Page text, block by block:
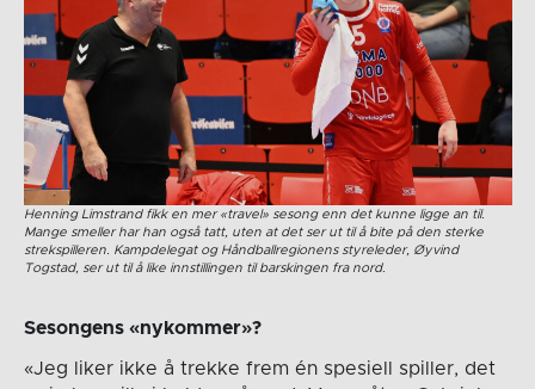
Henning Limstrand fikk en mer «travel» sesong enn det kunne ligge an til.
Mange smeller har han også tatt, uten at det ser ut til å bite på den sterke
strekspilleren. Kampdelegat og Håndballregionens styreleder, Øyvind
Togstad, ser ut til å like innstillingen til barskingen fra nord.
Sesongens «nykommer»?
«Jeg liker ikke å trekke frem én spesiell spiller, det